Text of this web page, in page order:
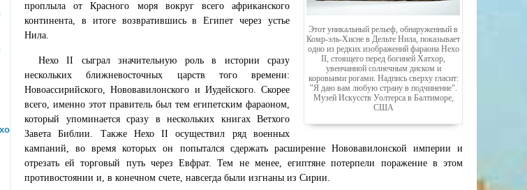
Этот уникальный рельеф, обнаруженный в
Комр-эль-Хисне в Дельте Нила, показывает
одно из редких изображений фараона Нехо
II, стоящего перед богиней Хатхор,
увенчанной солнечным диском и
коровьими рогами. Надпись сверху гласит:
"Я даю вам любую страну в подчинение".
Музей Искусств Уолтерса в Балтиморе,
США
проплыла от Красного моря вокруг всего африканского
континента, в итоге возвратившись в Египет через устье
Нила.
Нехо II сыграл значительную роль в истории сразу
нескольких ближневосточных царств того времени:
Новоассирийского, Нововавилонского и Иудейского. Скорее
всего, именно этот правитель был тем египетским фараоном,
который упоминается сразу в нескольких книгах Ветхого
Завета Библии. Также Нехо II осуществил ряд военных
кампаний, во время которых он попытался сдержать расширение Нововавилонской империи и
отрезать ей торговый путь через Евфрат. Тем не менее, египтяне потерпели поражение в этом
противостоянии и, в конечном счете, навсегда были изгнаны из Сирии.